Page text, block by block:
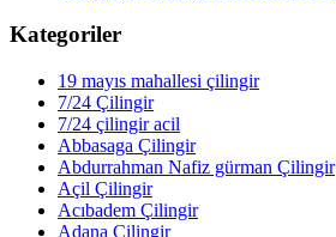
Kategoriler
19 mayıs mahallesi çilingir
7/24 Çilingir
7/24 çilingir acil
Abbasaga Çilingir
Abdurrahman Nafiz gürman Çilingir
Açil Çilingir
Acıbadem Çilingir
Adana Çilingir